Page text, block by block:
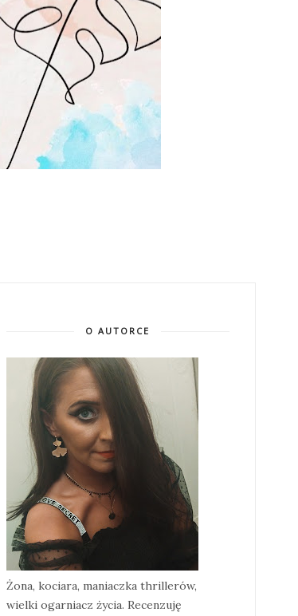
O AUTORCE
Żona, kociara, maniaczka thrillerów,
wielki ogarniacz życia. Recenzuję